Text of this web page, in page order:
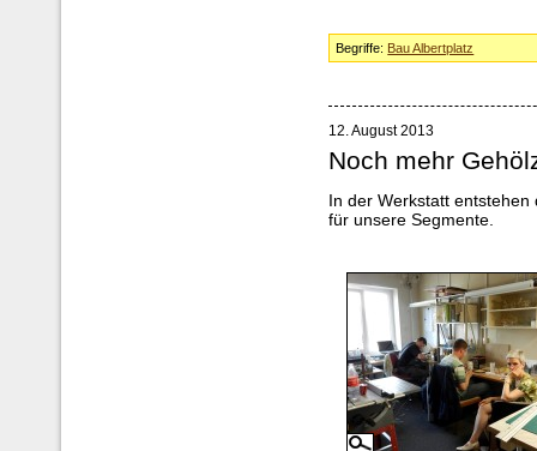
Begriffe: Bau Albertplatz
12. August 2013
Noch mehr
In der Werkstatt
für unsere Segmente.